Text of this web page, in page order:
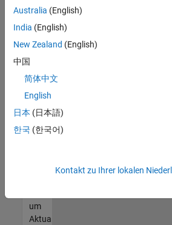
keine
offenen
Stellen
können,
die
Ihren
entsprechen,
werden
unseres
um
Aktualisierungen
Australia (English)
India (English)
New Zealand (English)
中国
简体中文
English
日本 (日本語)
한국 (한국어)
Kontakt zu Ihrer lokalen